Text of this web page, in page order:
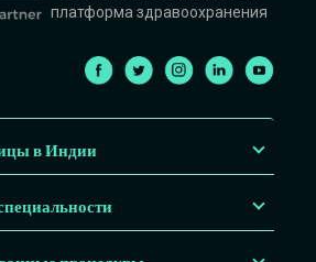
платформа здравоохранения
в Индии